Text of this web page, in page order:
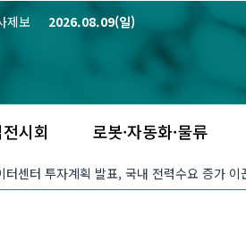
제보 2026.08.09(일)
시회 로봇·자동화·물류
센터 투자계획 발표, 국내 전력수요 증가 이